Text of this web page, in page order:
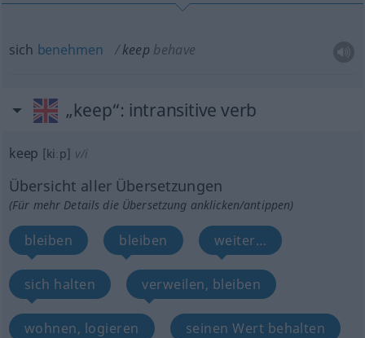
sich benehmen keep behave
„keep“: intransitive verb
keep [kiːp] v/i
Übersicht aller Übersetzungen
(Für mehr Details die Übersetzung anklicken/antippen)
bleiben bleiben weiter…
sich halten verweilen, bleiben
wohnen, logieren seinen Wert behalten